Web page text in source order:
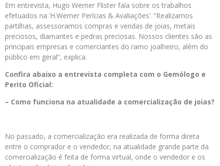
Em entrevista, Hugo Werner Flister fala sobre os trabalhos
efetuados na ‘H.Werner Perícias & Avaliações’. “Realizamos
partilhas, assessoramos compras e vendas de joias, metais
preciosos, diamantes e pedras preciosas. Nossos clientes são as
principais empresas e comerciantes do ramo joalheiro, além do
público em geral”, explica.
Confira abaixo a entrevista completa com o Gemólogo e
Perito Oficial:
– Como funciona na atualidade a comercialização de joias?
No passado, a comercialização era realizada de forma direta
entre o comprador e o vendedor, na atualidade grande parte da
comercialização é feita de forma virtual, onde o vendedor e os